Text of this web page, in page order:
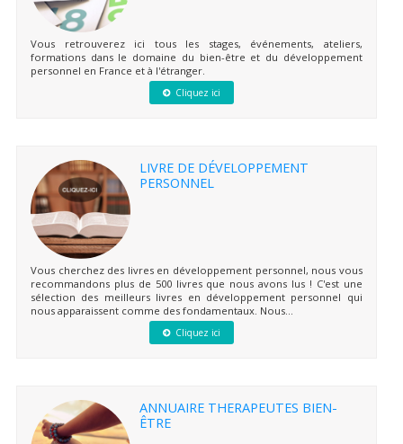
Vous retrouverez ici tous les stages, événements, ateliers,
formations dans le domaine du bien-être et du développement
personnel en France et à l'étranger.
Cliquez ici
LIVRE DE DÉVELOPPEMENT
PERSONNEL
Vous cherchez des livres en développement personnel, nous vous
recommandons plus de 500 livres que nous avons lus ! C'est une
sélection des meilleurs livres en développement personnel qui
nous apparaissent comme des fondamentaux. Nous...
Cliquez ici
ANNUAIRE THERAPEUTES BIEN-
ÊTRE